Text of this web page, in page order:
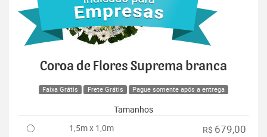
Coroa de Flores Suprema branca
Faixa Grátis Frete Grátis Pague somente após a entrega
Tamanhos
1,5m x 1,0m
R$ 679,00